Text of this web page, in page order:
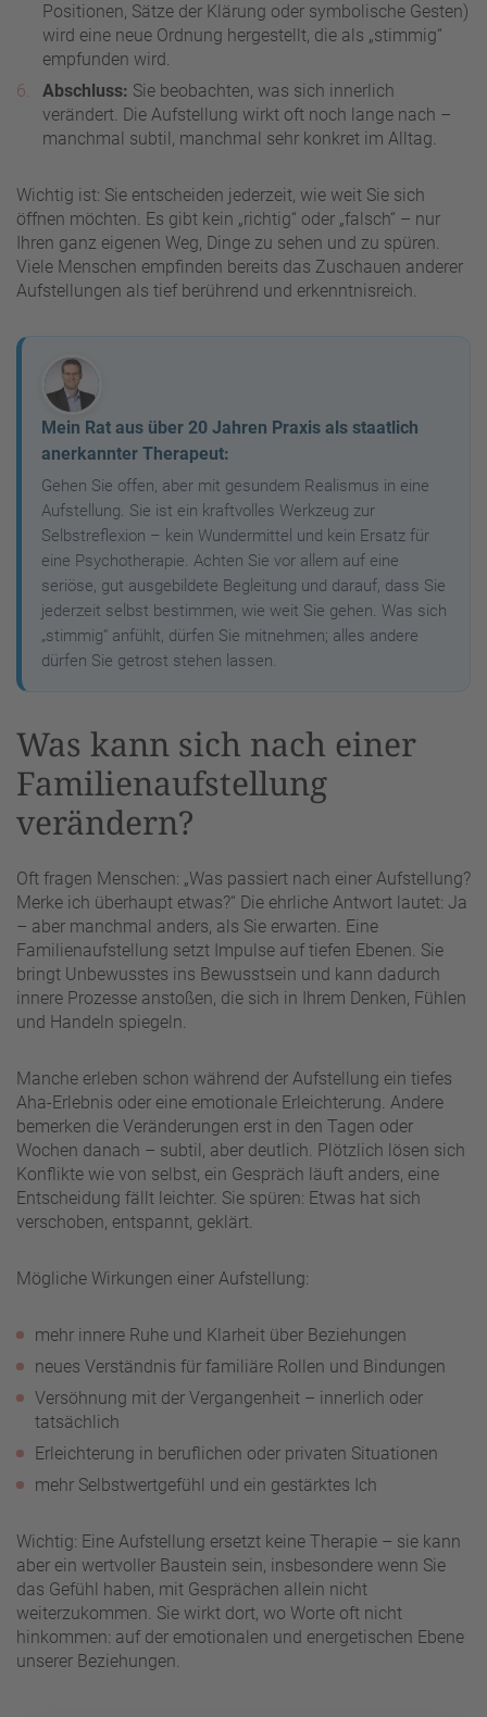
Positionen, Sätze der Klärung oder symbolische Gesten)
wird eine neue Ordnung hergestellt, die als „stimmig“
empfunden wird.
Abschluss: Sie beobachten, was sich innerlich
verändert. Die Aufstellung wirkt oft noch lange nach –
manchmal subtil, manchmal sehr konkret im Alltag.
Wichtig ist: Sie entscheiden jederzeit, wie weit Sie sich
öffnen möchten. Es gibt kein „richtig“ oder „falsch“ – nur
Ihren ganz eigenen Weg, Dinge zu sehen und zu spüren.
Viele Menschen empfinden bereits das Zuschauen anderer
Aufstellungen als tief berührend und erkenntnisreich.
Mein Rat aus über 20 Jahren Praxis als staatlich
anerkannter Therapeut:
Gehen Sie offen, aber mit gesundem Realismus in eine
Aufstellung. Sie ist ein kraftvolles Werkzeug zur
Selbstreflexion – kein Wundermittel und kein Ersatz für
eine Psychotherapie. Achten Sie vor allem auf eine
seriöse, gut ausgebildete Begleitung und darauf, dass Sie
jederzeit selbst bestimmen, wie weit Sie gehen. Was sich
„stimmig“ anfühlt, dürfen Sie mitnehmen; alles andere
dürfen Sie getrost stehen lassen.
Was kann sich nach einer
Familienaufstellung
verändern?
Oft fragen Menschen: „Was passiert nach einer Aufstellung?
Merke ich überhaupt etwas?“ Die ehrliche Antwort lautet: Ja
– aber manchmal anders, als Sie erwarten. Eine
Familienaufstellung setzt Impulse auf tiefen Ebenen. Sie
bringt Unbewusstes ins Bewusstsein und kann dadurch
innere Prozesse anstoßen, die sich in Ihrem Denken, Fühlen
und Handeln spiegeln.
Manche erleben schon während der Aufstellung ein tiefes
Aha-Erlebnis oder eine emotionale Erleichterung. Andere
bemerken die Veränderungen erst in den Tagen oder
Wochen danach – subtil, aber deutlich. Plötzlich lösen sich
Konflikte wie von selbst, ein Gespräch läuft anders, eine
Entscheidung fällt leichter. Sie spüren: Etwas hat sich
verschoben, entspannt, geklärt.
Mögliche Wirkungen einer Aufstellung:
mehr innere Ruhe und Klarheit über Beziehungen
neues Verständnis für familiäre Rollen und Bindungen
Versöhnung mit der Vergangenheit – innerlich oder
tatsächlich
Erleichterung in beruflichen oder privaten Situationen
mehr Selbstwertgefühl und ein gestärktes Ich
Wichtig: Eine Aufstellung ersetzt keine Therapie – sie kann
aber ein wertvoller Baustein sein, insbesondere wenn Sie
das Gefühl haben, mit Gesprächen allein nicht
weiterzukommen. Sie wirkt dort, wo Worte oft nicht
hinkommen: auf der emotionalen und energetischen Ebene
unserer Beziehungen.